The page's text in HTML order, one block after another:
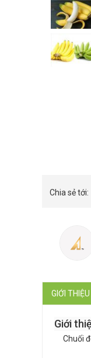
Chia sẻ tới:
GIỚI THIỆU
Giới
Chuối